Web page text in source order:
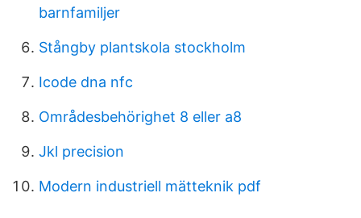
barnfamiljer
Stångby plantskola stockholm
Icode dna nfc
Områdesbehörighet 8 eller a8
Jkl precision
Modern industriell mätteknik pdf